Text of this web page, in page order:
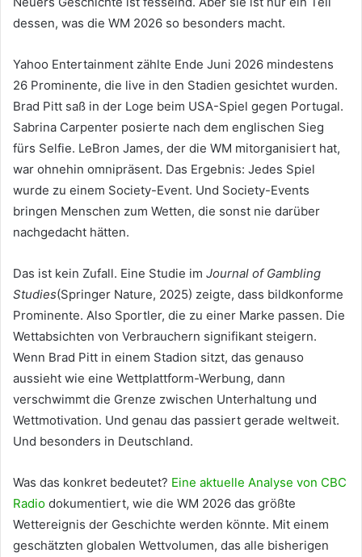
dessen, was die WM 2026 so besonders macht.
Yahoo Entertainment zählte Ende Juni 2026 mindestens
26 Prominente, die live in den Stadien gesichtet wurden.
Brad Pitt saß in der Loge beim USA-Spiel gegen Portugal.
Sabrina Carpenter posierte nach dem englischen Sieg
fürs Selfie. LeBron James, der die WM mitorganisiert hat,
war ohnehin omnipräsent. Das Ergebnis: Jedes Spiel
wurde zu einem Society-Event. Und Society-Events
bringen Menschen zum Wetten, die sonst nie darüber
nachgedacht hätten.
Das ist kein Zufall. Eine Studie im Journal of Gambling
Studies(Springer Nature, 2025) zeigte, dass bildkonforme
Prominente. Also Sportler, die zu einer Marke passen. Die
Wettabsichten von Verbrauchern signifikant steigern.
Wenn Brad Pitt in einem Stadion sitzt, das genauso
aussieht wie eine Wettplattform-Werbung, dann
verschwimmt die Grenze zwischen Unterhaltung und
Wettmotivation. Und genau das passiert gerade weltweit.
Und besonders in Deutschland.
Was das konkret bedeutet? Eine aktuelle Analyse von CBC
Radio dokumentiert, wie die WM 2026 das größte
Wettereignis der Geschichte werden könnte. Mit einem
geschätzten globalen Wettvolumen, das alle bisherigen